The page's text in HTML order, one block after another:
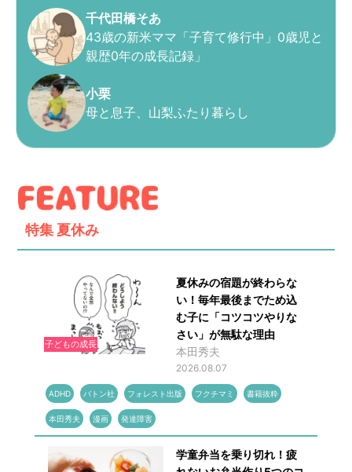
千代田橋そあ
43歳の新米ママ「子育て修行中」0歳児と
親歴0年の成長記録」
小栗
母と息子、山梨ふたり暮らし
特集 夏休み
子どもの成長
夏休みの宿題が終わらな
い！毎年最後までため込
む子に「コツコツやりな
さい」が無駄な理由
本田秀夫
2026.08.07
ADHD バトン社 フォレスト出版 フクチマミ 書籍抜粋
本田秀夫 漫画 発達障害
学童弁当を乗り切れ！疲